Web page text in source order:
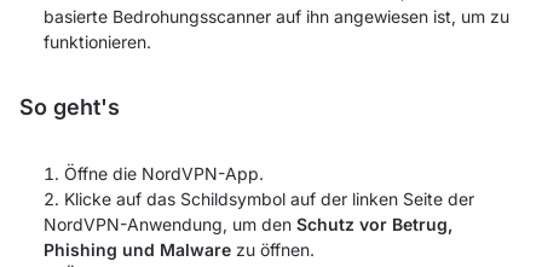
basierte Bedrohungsscanner auf ihn angewiesen ist, um zu
funktionieren.
So geht's
Öffne die NordVPN-App.
Klicke auf das Schildsymbol auf der linken Seite der
NordVPN-Anwendung, um den Schutz vor Betrug,
Phishing und Malware zu öffnen.